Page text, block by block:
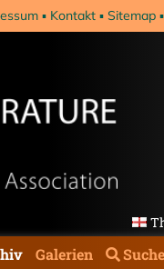
Kontakt Sitemap
Galerien